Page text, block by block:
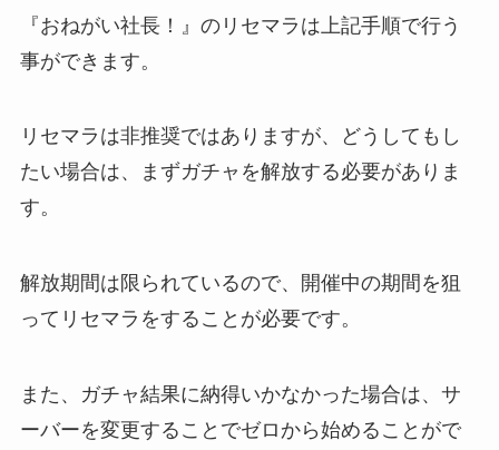
『おねがい社長！』のリセマラは上記手順で行う
事ができます。
リセマラは非推奨ではありますが、どうしてもし
たい場合は、まずガチャを解放する必要がありま
す。
解放期間は限られているので、開催中の期間を狙
ってリセマラをすることが必要です。
また、ガチャ結果に納得いかなかった場合は、サ
ーバーを変更することでゼロから始めることがで